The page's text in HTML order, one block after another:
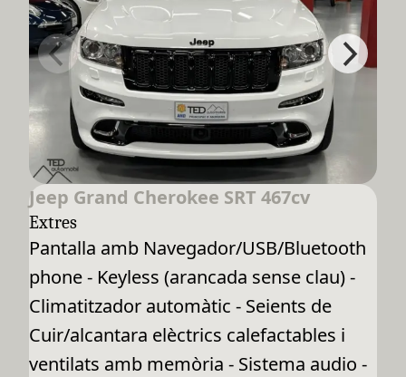
Jeep Grand Cherokee SRT 467cv
Extres
Pantalla amb Navegador/USB/Bluetooth
phone - Keyless (arancada sense clau) -
Climatitzador automàtic - Seients de
Cuir/alcantara elèctrics calefactables i
ventilats amb memòria - Sistema audio -